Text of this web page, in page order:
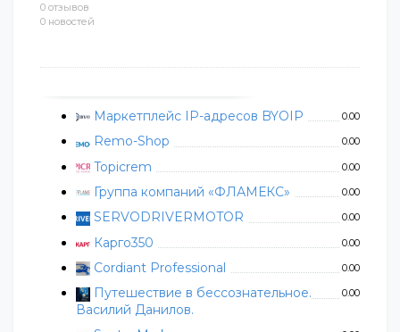
0 отзывов
0 новостей
Маркетплейс IP-адресов BYOIP 0.00
Remo-Shop 0.00
Topicrem 0.00
Группа компаний «ФЛАМЕКС» 0.00
SERVODRIVERMOTOR 0.00
Карго350 0.00
Cordiant Professional 0.00
Путешествие в бессознательное.
Василий Данилов.
0.00